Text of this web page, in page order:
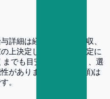
詳細は経験、前職の年収、
上決定します（同行規定に
でも目安の金額であり、選
があります。 月給(月額)は
。